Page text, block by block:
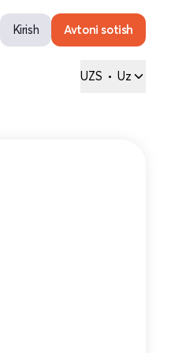
Kirish Avtoni sotish
UZS • Uz